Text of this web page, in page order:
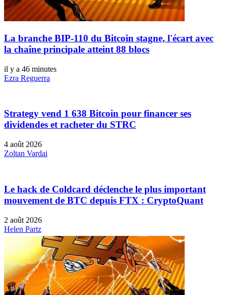
La branche BIP-110 du Bitcoin stagne, l'écart avec
la chaîne principale atteint 88 blocs
il y a 46 minutes
Ezra Reguerra
Strategy vend 1 638 Bitcoin pour financer ses
dividendes et racheter du STRC
4 août 2026
Zoltan Vardai
Le hack de Coldcard déclenche le plus important
mouvement de BTC depuis FTX : CryptoQuant
2 août 2026
Helen Partz